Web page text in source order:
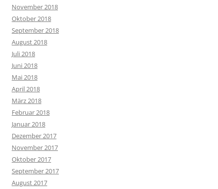
November 2018
Oktober 2018
September 2018
August 2018
Juli 2018
Juni 2018
Mai 2018
April 2018
März 2018
Februar 2018
Januar 2018
Dezember 2017
November 2017
Oktober 2017
September 2017
August 2017